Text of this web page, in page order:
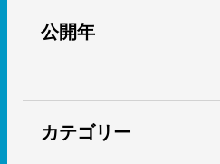
公開年
カテゴリー